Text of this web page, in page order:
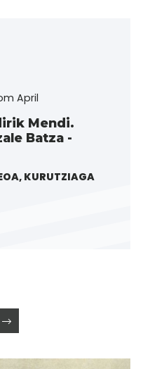
April
Mendi.
Batza -
KURUTZIAGA